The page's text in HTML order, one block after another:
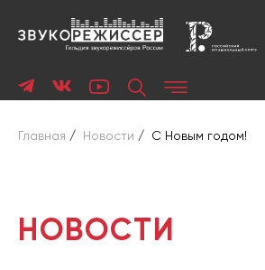
Главная / Новости / С Новым годом!
НОВОСТИ